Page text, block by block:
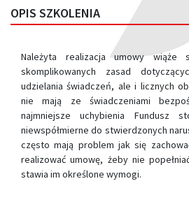
OPIS SZKOLENIA
Należyta realizacja umowy wiąże
skomplikowanych zasad
udzielania świadczeń, ale i licznych
nie mają ze świadczeniami
najmniejsze uchybienia Fundusz
niewspółmierne do stwierdzonych
często mają problem jak się
realizować umowę, żeby nie
stawia im określone wymogi.